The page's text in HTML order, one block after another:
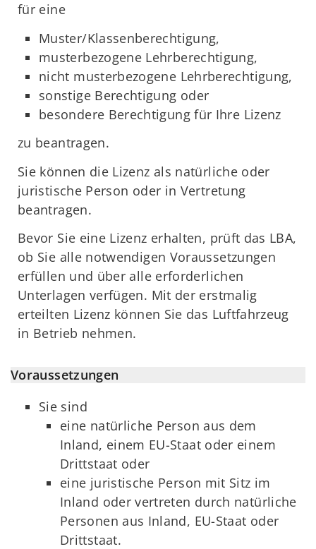
für eine
Muster/Klassenberechtigung,
musterbezogene Lehrberechtigung,
nicht musterbezogene Lehrberechtigung,
sonstige Berechtigung oder
besondere Berechtigung für Ihre Lizenz
zu beantragen.
Sie können die Lizenz als natürliche oder
juristische Person oder in Vertretung
beantragen.
Bevor Sie eine Lizenz erhalten, prüft das LBA,
ob Sie alle notwendigen Voraussetzungen
erfüllen und über alle erforderlichen
Unterlagen verfügen. Mit der erstmalig
erteilten Lizenz können Sie das Luftfahrzeug
in Betrieb nehmen.
Voraussetzungen
Sie sind
eine natürliche Person aus dem
Inland, einem EU-Staat oder einem
Drittstaat oder
eine juristische Person mit Sitz im
Inland oder vertreten durch natürliche
Personen aus Inland, EU-Staat oder
Drittstaat.